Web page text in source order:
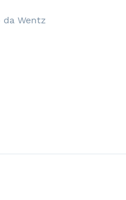
da Wentz